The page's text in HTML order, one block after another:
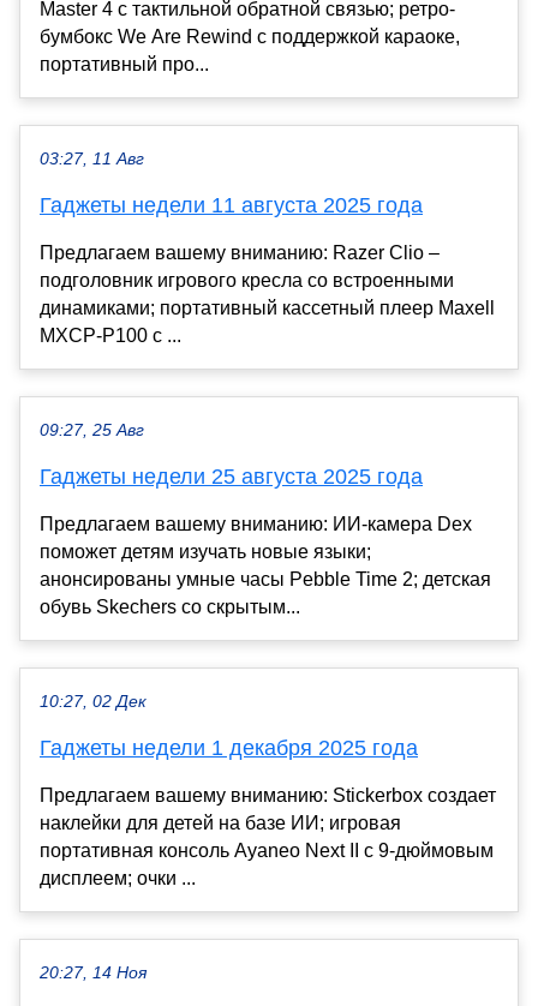
Master 4 с тактильной обратной связью; ретро-
бумбокс We Are Rewind с поддержкой караоке,
портативный про...
03:27, 11 Авг
Гаджеты недели 11 августа 2025 года
Предлагаем вашему вниманию: Razer Clio –
подголовник игрового кресла со встроенными
динамиками; портативный кассетный плеер Maxell
MXCP-P100 с ...
09:27, 25 Авг
Гаджеты недели 25 августа 2025 года
Предлагаем вашему вниманию: ИИ-камера Dex
поможет детям изучать новые языки;
анонсированы умные часы Pebble Time 2; детская
обувь Skechers со скрытым...
10:27, 02 Дек
Гаджеты недели 1 декабря 2025 года
Предлагаем вашему вниманию: Stickerbox создает
наклейки для детей на базе ИИ; игровая
портативная консоль Ayaneo Next II с 9-дюймовым
дисплеем; очки ...
20:27, 14 Ноя